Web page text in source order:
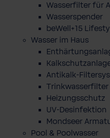
Wasserfilter für
Wasserspender
beWell+15
Wasser im Haus
Antikalk-
Trinkwasserfilter
Heizungsschutz
UV-Desinfektion
Mondseer
Pool & Poolwasser